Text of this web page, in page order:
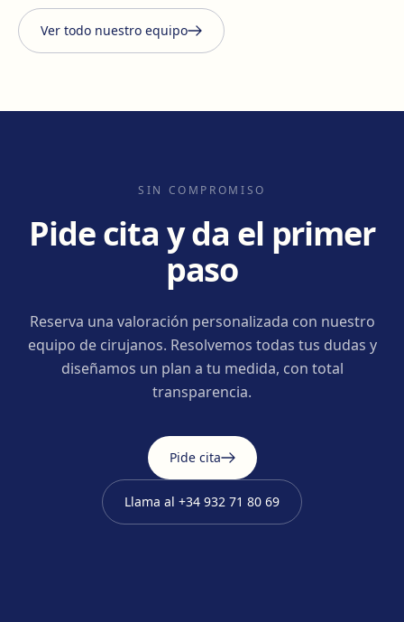
Ver todo nuestro equipo
SIN COMPROMISO
Pide cita y da el primer
paso
Reserva una valoración personalizada con nuestro
equipo de cirujanos. Resolvemos todas tus dudas y
diseñamos un plan a tu medida, con total
transparencia.
Pide cita
Llama al +34 932 71 80 69